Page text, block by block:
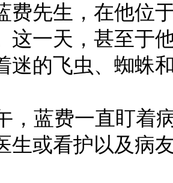
费先生，在他位
这一天，甚至于
迷的飞虫、蜘蛛
蓝费一直盯着
生或看护以及病